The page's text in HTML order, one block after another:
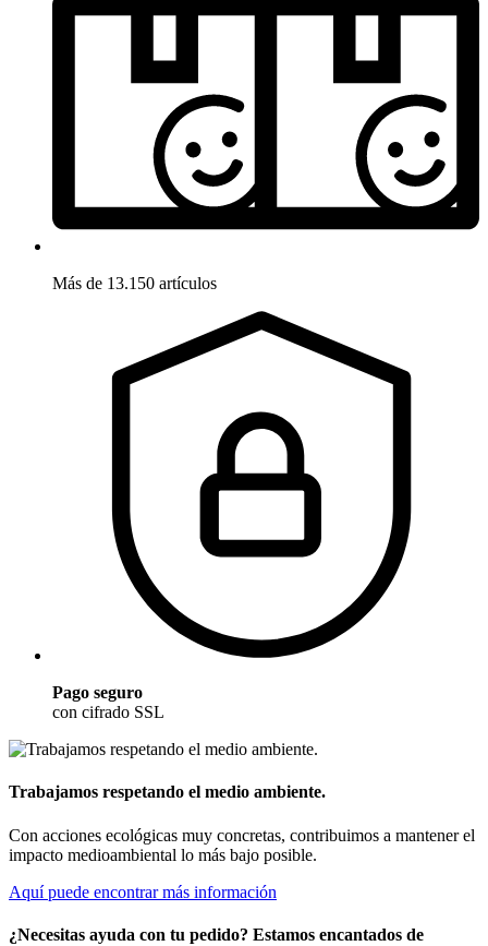
Más de 13.150 artículos
Pago seguro
con cifrado SSL
Trabajamos respetando el medio ambiente.
Con acciones ecológicas muy concretas, contribuimos a mantener el
impacto medioambiental lo más bajo posible.
Aquí puede encontrar más información
¿Necesitas ayuda con tu pedido? Estamos encantados de